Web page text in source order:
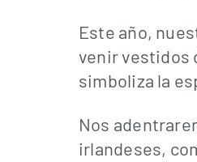
Este año,
venir vestidos
simboliza la
Nos
irlandeses,